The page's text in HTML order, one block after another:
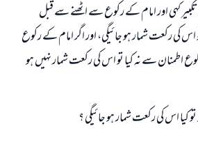
كہى اور امام كے ركوع سے اٹھنے سے قبل
كى ركعت شمار ہو جائيگى، اور اگر امام كے ركوع
اطمنان سے نہ كيا تو اس كى ركعت شمار نہيں ہو
اس كى ركعت شمار ہو جائيگى ؟